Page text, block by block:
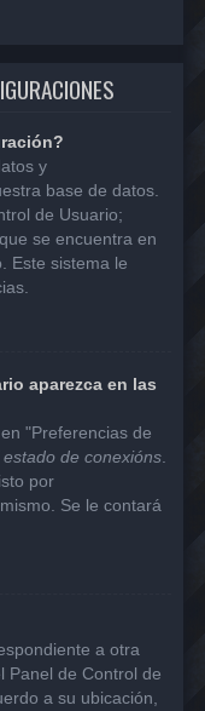
y
base de datos.
de Usuario;
se encuentra en
Este sistema le
aparezca en las
"Preferencias de
de conexións
por
Se le contará
a otra
Panel de Control de
a su ubicación,